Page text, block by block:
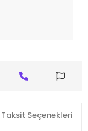
Taksit Seçenekleri